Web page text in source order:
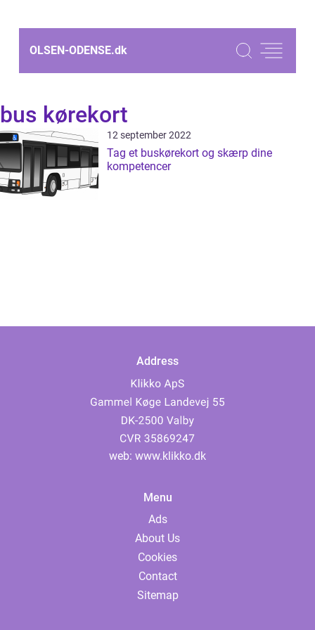
OLSEN-ODENSE.dk
bus kørekort
12 september 2022
Tag et buskørekort og skærp dine
kompetencer
Address
web: www.klikko.dk
Menu
Ads
About Us
Cookies
Contact
Sitemap